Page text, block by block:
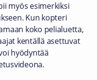
myös esimerkiksi
Kun kopteri
koko pelialuetta,
kentällä asettuvat
hyödyntää